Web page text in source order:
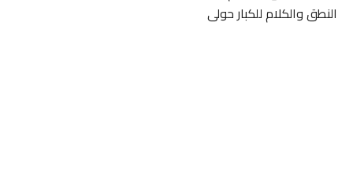
النطق والكلام للكبار حولى